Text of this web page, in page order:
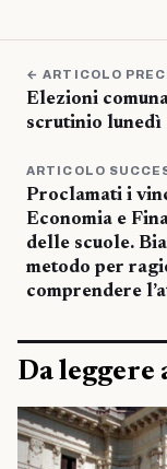
← ARTICOLO
Elezioni
scrutinio lunedì
ARTICOLO
Proclamati i
Economia e
delle scuole.
metodo per
comprendere
Da leggere